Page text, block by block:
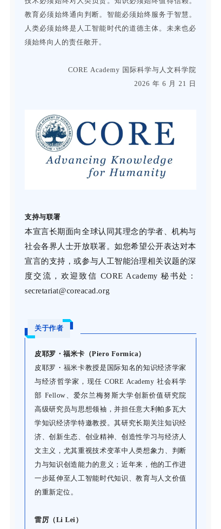
教育必须始终通向判断。智能必须始终服务于智慧。
人类必须始终是人工智能时代的道德主体。未来也必
须始终向人的责任敞开。
CORE Academy 国际科学与人文科学院
2026 年 6 月 21 日
支持与联署
本宣言长期面向全球认同其理念的学者、机构与
社会各界人士开放联署。如您希望公开表达对本
宣言的支持，或参与人工智能治理相关议题的深
度交流，欢迎致信 CORE Academy 秘书处：
secretariat@coreacad.org
关于作者
皮耶罗・福米卡（Piero Formica）
皮耶罗・福米卡教授是国际知名的知识经济学家
与经济哲学家，现任 CORE Academy 社会科学
部 Fellow、爱尔兰梅努斯大学创新价值研究院
高级研究员与思想领袖，并担任意大利帕多瓦大
学知识经济学特邀教授。其研究长期关注知识经
济、创新生态、创业精神、创造性学习与经济人
文主义，尤其重视技术变革中人类想象力、判断
力与知识创造能力的意义；近年来，他的工作进
一步延伸至人工智能时代知识、教育与人文价值
的重新定位。
雷厉（Li Lei）